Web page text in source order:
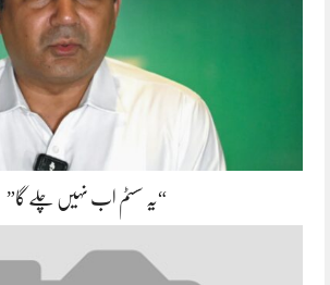
“یہ سسٹم اب نہیں چلے گا”